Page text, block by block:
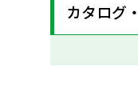
カタログ